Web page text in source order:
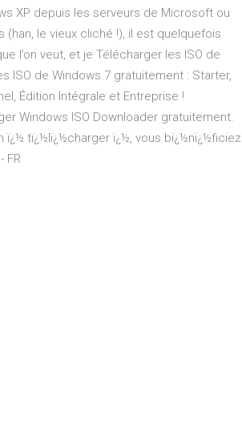
XP depuis les serveurs de Microsoft ou
le vieux cliché !), il est quelquefois
l’on veut, et je Télécharger les ISO de
ISO de Windows 7 gratuitement : Starter,
Édition Intégrale et Entreprise !
Windows ISO Downloader gratuitement.
ï¿½ tï¿½lï¿½charger ï¿½, vous bï¿½nï¿½ficiez
FR